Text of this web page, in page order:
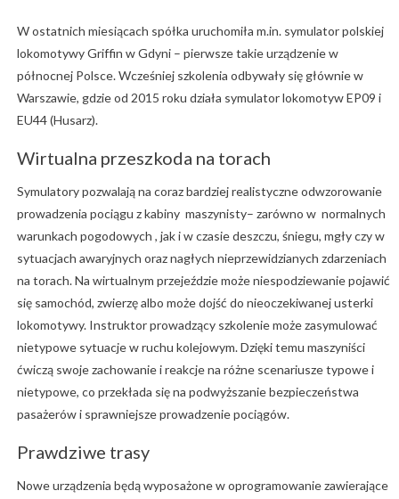
W ostatnich miesiącach spółka uruchomiła m.in. symulator polskiej
lokomotywy Griffin w Gdyni – pierwsze takie urządzenie w
północnej Polsce. Wcześniej szkolenia odbywały się głównie w
Warszawie, gdzie od 2015 roku działa symulator lokomotyw EP09 i
EU44 (Husarz).
Wirtualna przeszkoda na torach
Symulatory pozwalają na coraz bardziej realistyczne odwzorowanie
prowadzenia pociągu z kabiny maszynisty– zarówno w normalnych
warunkach pogodowych , jak i w czasie deszczu, śniegu, mgły czy w
sytuacjach awaryjnych oraz nagłych nieprzewidzianych zdarzeniach
na torach. Na wirtualnym przejeździe może niespodziewanie pojawić
się samochód, zwierzę albo może dojść do nieoczekiwanej usterki
lokomotywy. Instruktor prowadzący szkolenie może zasymulować
nietypowe sytuacje w ruchu kolejowym. Dzięki temu maszyniści
ćwiczą swoje zachowanie i reakcje na różne scenariusze typowe i
nietypowe, co przekłada się na podwyższanie bezpieczeństwa
pasażerów i sprawniejsze prowadzenie pociągów.
Prawdziwe trasy
Nowe urządzenia będą wyposażone w oprogramowanie zawierające